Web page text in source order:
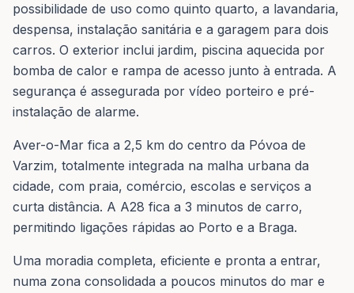
possibilidade de uso como quinto quarto, a lavandaria,
despensa, instalação sanitária e a garagem para dois
carros. O exterior inclui jardim, piscina aquecida por
bomba de calor e rampa de acesso junto à entrada. A
segurança é assegurada por vídeo porteiro e pré-
instalação de alarme.
Aver-o-Mar fica a 2,5 km do centro da Póvoa de
Varzim, totalmente integrada na malha urbana da
cidade, com praia, comércio, escolas e serviços a
curta distância. A A28 fica a 3 minutos de carro,
permitindo ligações rápidas ao Porto e a Braga.
Uma moradia completa, eficiente e pronta a entrar,
numa zona consolidada a poucos minutos do mar e